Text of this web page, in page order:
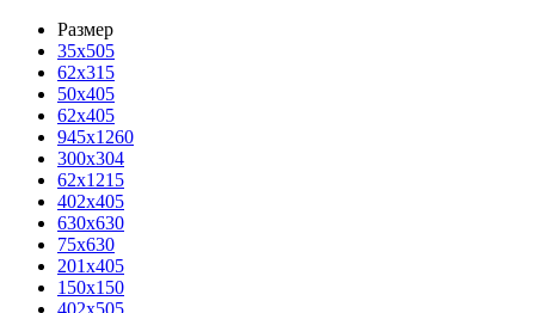
Размер
35х505
62x315
50x405
62х405
945x1260
300x304
62x1215
402x405
630x630
75x630
201x405
150x150
402x505